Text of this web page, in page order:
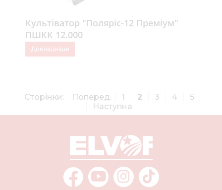
Культіватор "Поляріс-12 Преміум"
ПШКК 12.000
Докладніше
Сторінки: Поперед. 1 2 3 4
5
Наступна